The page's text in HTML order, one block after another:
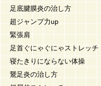
足底腱膜炎の治し方
超ジャンプ力up
緊張肩
足首ぐにゃぐにゃストレッチ
寝たきりにならない体操
鵞足炎の治し方